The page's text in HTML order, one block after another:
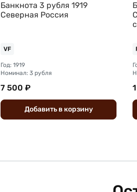
Банкнота 3 рубля 1919
Северная Россия
VF
Год: 1919
Номинал: 3 рубля
7 500 ₽
Добавить вкорзину